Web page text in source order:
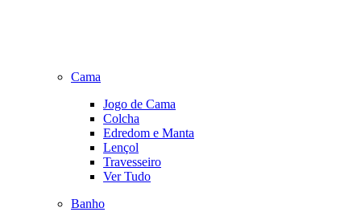
Cama
Jogo de Cama
Colcha
Edredom e Manta
Lençol
Travesseiro
Ver Tudo
Banho